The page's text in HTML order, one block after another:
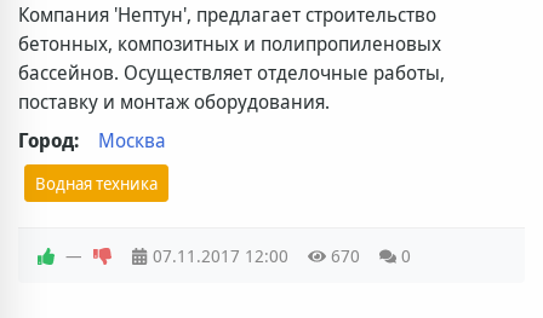
Компания 'Нептун', предлагает строительство
бетонных, композитных и полипропиленовых
бассейнов. Осуществляет отделочные работы,
поставку и монтаж оборудования.
Город:
Москва
Водная техника
— 07.11.2017 12:00 670 0